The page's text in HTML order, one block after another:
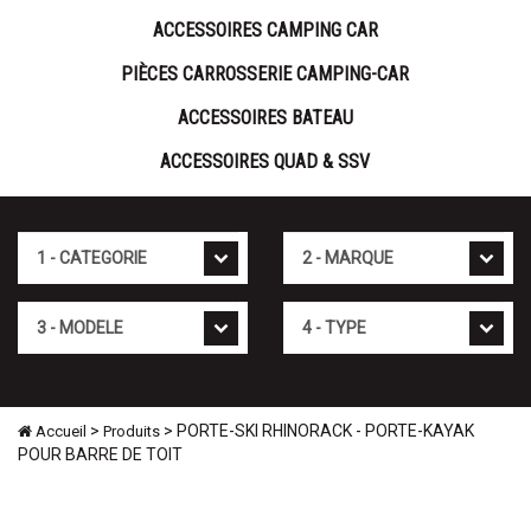
ACCESSOIRES CAMPING CAR
PIÈCES CARROSSERIE CAMPING-CAR
ACCESSOIRES BATEAU
ACCESSOIRES QUAD & SSV
Accueil > Produits > PORTE-SKI RHINORACK - PORTE-KAYAK
POUR BARRE DE TOIT